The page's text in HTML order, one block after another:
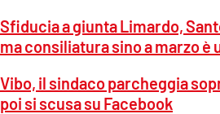
Sfiducia a giunta Limardo,
ma consiliatura sino a marzo è
Vibo, il sindaco parcheggia
poi si scusa su Facebook